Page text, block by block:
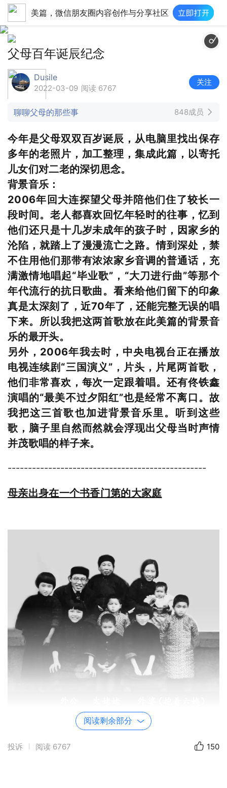
美篇，微信朋友圈内容创作与分享社区
父母百年诞辰纪念
Dusile
2022-03-09 阅读 6767
关注
聊聊父母的那些事 848成员
今年是父母双双百岁诞辰，从电脑里找出保存
多年的老照片，加工整理，集成此篇，以寄托
儿女们对二老的深切思念。
背景音乐：
2006年回大连探望父母并陪他们住了较长一
段时间。老人都喜欢回忆年轻时的往事，忆到
他们还只是十几岁未成年的孩子时，因家乡的
沦陷，就踏上了漫漫流亡之路。情到深处，禁
不住用他们那带有浓浓家乡音调的普通话，充
满激情地唱起“毕业歌”，“大刀进行曲”等那个
年代流行的抗日歌曲。看来给他们留下的印象
真是太深刻了，近70年了，还能完整无误的唱
下来。所以我把这两首歌放在此美篇的背景音
乐的最开头。
另外，2006年我去时，中央电视台正在播放
电视连续剧“三国演义”，片头，片尾两首歌，
他们非常喜欢，每次一定跟着唱。还有佟铁鑫
演唱的“最美不过夕阳红”也是经常不离口。故
我把这三首歌也加进背景音乐里。听到这些
歌，脑子里自然而然就会浮现出父母当时声情
并茂歌唱的样子来。
-------------------------------------------------
母亲出身在一个书香门第的大家庭
阅读剩余部分
投诉 阅读 6767 150
毕业歌 +大刀進行曲+